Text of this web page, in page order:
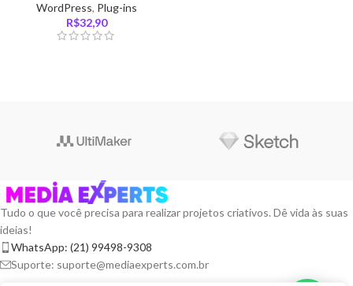
WordPress, Plug-ins
R$32,90
Tudo o que você precisa para realizar projetos criativos. Dê vida às suas
ideias!
WhatsApp: (21) 99498-9308
Suporte: suporte@mediaexperts.com.br